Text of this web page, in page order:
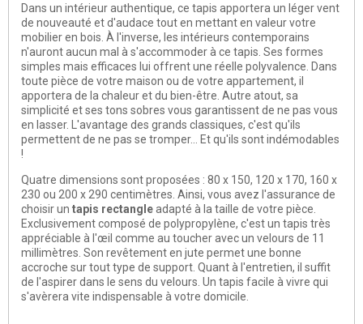
Dans un intérieur authentique, ce tapis apportera un léger vent
de nouveauté et d'audace tout en mettant en valeur votre
mobilier en bois. À l'inverse, les intérieurs contemporains
n'auront aucun mal à s'accommoder à ce tapis. Ses formes
simples mais efficaces lui offrent une réelle polyvalence. Dans
toute pièce de votre maison ou de votre appartement, il
apportera de la chaleur et du bien-être. Autre atout, sa
simplicité et ses tons sobres vous garantissent de ne pas vous
en lasser. L'avantage des grands classiques, c'est qu'ils
permettent de ne pas se tromper... Et qu'ils sont indémodables
!
Quatre dimensions sont proposées : 80 x 150, 120 x 170, 160 x
230 ou 200 x 290 centimètres. Ainsi, vous avez l'assurance de
choisir un tapis rectangleadapté à la taille de votre pièce.
Exclusivement composé de polypropylène, c'est un tapis très
appréciable à l'œil comme au toucher avec un velours de 11
millimètres. Son revêtement en jute permet une bonne
accroche sur tout type de support. Quant à l'entretien, il suffit
de l'aspirer dans le sens du velours. Un tapis facile à vivre qui
s'avèrera vite indispensable à votre domicile.